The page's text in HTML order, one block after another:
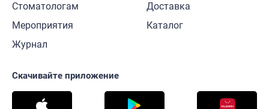
Стоматологам
Мероприятия
Журнал
Доставка
Каталог
Скачивайте приложение